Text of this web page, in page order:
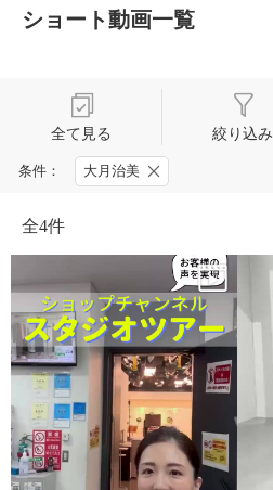
ショート動画一覧
全て見る 絞り込み
条件： 大月治美
全4件